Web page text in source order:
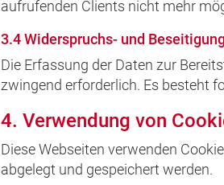
aufrufenden Clients nicht mehr
3.4 Widerspruchs- und
Die Erfassung der Daten zur
zwingend erforderlich. Es besteht
4. Verwendung von
Diese Webseiten verwenden
abgelegt und gespeichert werden.